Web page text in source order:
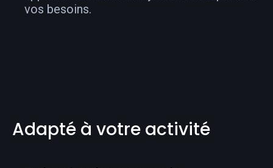
vos besoins.
Adapté à votre activité